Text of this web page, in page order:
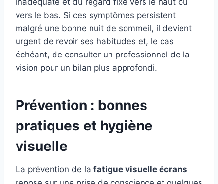
vers le bas. Si ces symptômes persistent
malgré une bonne nuit de sommeil, il devient
urgent de revoir ses habitudes et, le cas
échéant, de consulter un professionnel de la
vision pour un bilan plus approfondi.
Prévention : bonnes
pratiques et hygiène
visuelle
La prévention de la fatigue visuelle écrans